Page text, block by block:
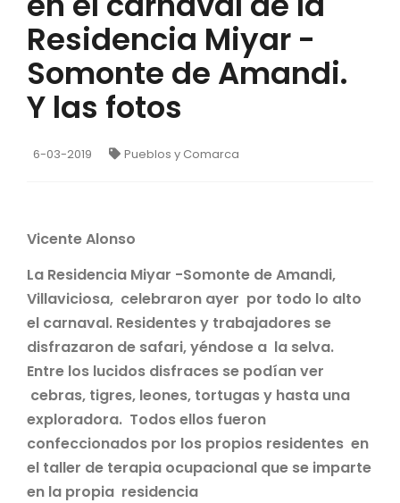
Residencia Miyar -
Somonte de Amandi.
Y las fotos
6-03-2019 Pueblos y Comarca
Vicente Alonso
La Residencia Miyar -Somonte de Amandi,
Villaviciosa, celebraron ayer por todo lo alto
el carnaval. Residentes y trabajadores se
disfrazaron de safari, yéndose a la selva.
Entre los lucidos disfraces se podían ver
cebras, tigres, leones, tortugas y hasta una
exploradora. Todos ellos fueron
confeccionados por los propios residentes en
el taller de terapia ocupacional que se imparte
en la propia residencia